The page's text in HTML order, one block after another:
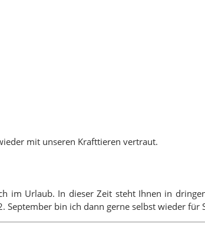
mit unseren Krafttieren vertraut.
im Urlaub. In dieser Zeit steht Ihnen in
bin ich dann gerne selbst wieder für